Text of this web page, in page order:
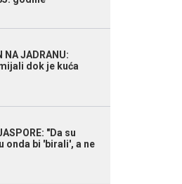
NA JADRANU:
dok je kuća
"Da su
onda bi 'birali', a ne